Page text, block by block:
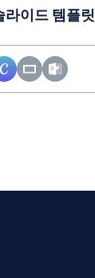
라이드 템플릿